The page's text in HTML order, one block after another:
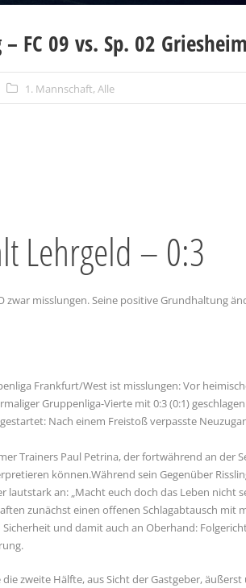
FC 09 vs. Sp. 02 Griesheim
1. Mannschaft, Alle
Lehrgeld – 0:3
zwar misslungen. Seine positive Grundhaltung
Frankfurt/West ist misslungen: Vor
Gruppenliga-Vierte mit 0:3 (0:1)
Nach einem Freistoß verpasste
Trainers Paul Petrina, der fortwährend an der
können.Während sein Gegenüber
lautstark an: „Macht euch doch das Leben nicht
zunächst einen offenen Schlagabtausch mit
und damit auch an Oberhand:
zweite Hälfte, aus Sicht der Gastgeber,